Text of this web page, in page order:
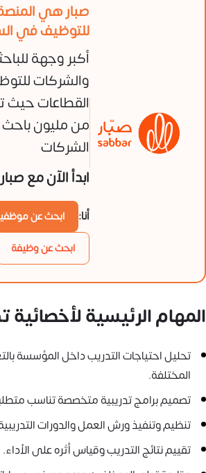
صبار هي المنصة
للتوظيف في
أكبر وجهة
والشركات
القطاعات حيث
من مليون
الشركات
ابدأ الآن مع
أنا:
ابحث عن
ابحث عن وظيفة
المهام الرئيسية
تحليل احتياجات التدريب داخل المؤسسة
المختلفة.
تصميم برامج تدريبية متخصصة تناسب
تنظيم وتنفيذ ورش العمل والدورات
تقييم نتائج التدريب وقياس أثره على الأداء.